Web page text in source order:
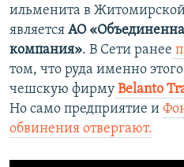
ильменита в
является АО
компания». В Сети ранее
том, что руда именно
чешскую фирму Belanto
Но само предприятие и
обвинения отвергают.